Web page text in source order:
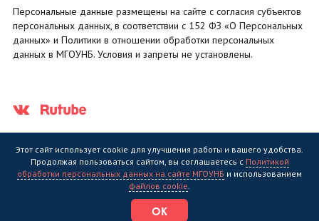
Персональные данные размещены на сайте с согласия субъектов
персональных данных, в соответствии с 152 ФЗ «О Персональных
данных» и Политики в отношении обработки персональных
данных в МГОУНБ. Условия и запреты не установлены.
Государственное областное бюджетное учреждение культуры
библиотека" (МГОУНБ) © 2006 - 2026
Этот сайт использует cookie для улучшения работы и вашего удобства.
Продолжая пользоваться сайтом, вы соглашаетесь с Политикой
обработки персональных данных на сайте МГОУНБ и использованием
файлов cookie.
ОК